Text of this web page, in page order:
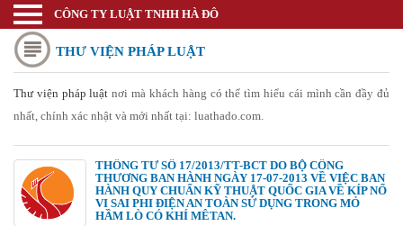
Luật sư
Trang chủ
Thương mại quốc tế
Thành lập doanh nghiệp
Thay đổi đăng ký kinh doanh
Bảo hộ nhãn hiệu
CÔNG TY LUẬT TNHH HÀ ĐÔ
THƯ VIỆN PHÁP LUẬT
Thư viện pháp luật nơi mà khách hàng có thể tìm hiểu cái mình cần đầy đủ
nhất, chính xác nhật và mới nhất tại: luathado.com.
THÔNG TƯ SỐ 17/2013/TT-BCT DO BỘ CÔNG
THƯƠNG BAN HÀNH NGÀY 17-07-2013 VỀ VIỆC BAN
HÀNH QUY CHUẨN KỸ THUẬT QUỐC GIA VỀ KÍP NỔ
VI SAI PHI ĐIỆN AN TOÀN SỬ DỤNG TRONG MỎ
HẦM LÒ CÓ KHÍ MÊTAN.